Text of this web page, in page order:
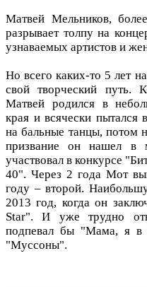
Матвей Мельников,
разрывает толпу на
узнаваемых артистов и
Но всего каких-то 5 лет
свой творческий путь.
Матвей родился в
края и всячески пытался
на бальные танцы, потом
призвание он нашел
участвовал в конкурсе
40". Через 2 года Мот
году – второй.
2013 год, когда он
Star". И уже трудно
подпевал бы "Мама, я в
"Муссоны".